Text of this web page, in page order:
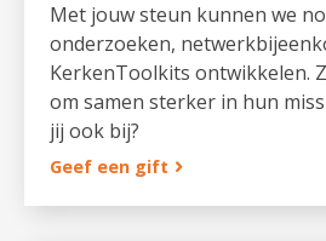
Met jouw steun kunnen we
onderzoeken,
KerkenToolkits ontwikkelen.
om samen sterker in hun
jij ook bij?
Geef een gift